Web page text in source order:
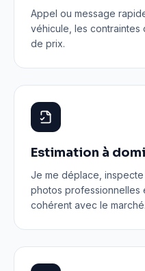
Appel ou message
véhicule, les contraintes
de prix.
Estimation à
Je me déplace,
photos professionnelles
cohérent avec le marché.